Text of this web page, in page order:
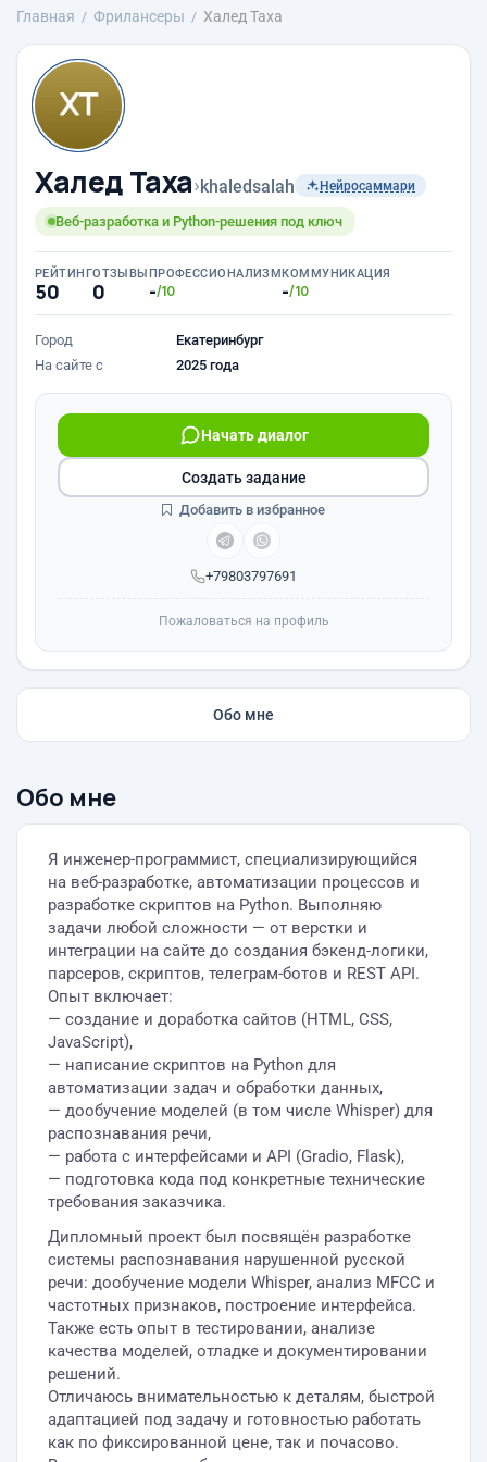
Главная Фрилансеры Халед Таха
Халед Таха›khaledsalah Нейросаммари
Веб-разработка и Python-решения под ключ
РЕЙТИНГ
50
ОТЗЫВЫ
0
ПРОФЕССИОНАЛИЗМ
-/10
КОММУНИКАЦИЯ
-/10
Город
Екатеринбург
На сайте с
2025 года
+79803797691
Начать диалог
Создать задание
Добавить в избранное
Пожаловаться на профиль
Обо мне
Обо мне
Я инженер-программист, специализирующийся
на веб-разработке, автоматизации процессов и
разработке скриптов на Python. Выполняю
задачи любой сложности — от верстки и
интеграции на сайте до создания бэкенд-логики,
парсеров, скриптов, телеграм-ботов и REST API.
Опыт включает:
— создание и доработка сайтов (HTML, CSS,
JavaScript),
— написание скриптов на Python для
автоматизации задач и обработки данных,
— дообучение моделей (в том числе Whisper) для
распознавания речи,
— работа с интерфейсами и API (Gradio, Flask),
— подготовка кода под конкретные технические
требования заказчика.
Дипломный проект был посвящён разработке
системы распознавания нарушенной русской
речи: дообучение модели Whisper, анализ MFCC и
частотных признаков, построение интерфейса.
Также есть опыт в тестировании, анализе
качества моделей, отладке и документировании
решений.
Отличаюсь внимательностью к деталям, быстрой
адаптацией под задачу и готовностью работать
как по фиксированной цене, так и почасово.